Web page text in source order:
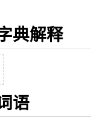
典解释
语